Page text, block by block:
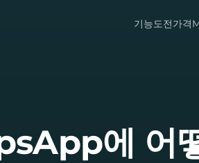
기능도전가격
에 어